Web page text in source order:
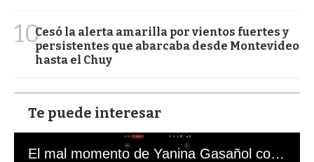
10Cesó la alerta amarilla por vientos fuertes y
persistentes que abarcaba desde Montevideo
hasta el Chuy
Te puede interesar
El mal momento de Yanina Gasañol con un hincha argentino en "Subrayado"